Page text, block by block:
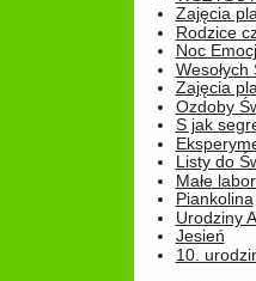
Zajęcia
Rodzice
Noc
Wesołych
Zajęcia
Ozdoby
S jak
Listy do
Małe
Piankolina
Urodziny
Jesień
10.